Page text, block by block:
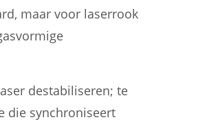
maar voor laserrook
destabiliseren; te
die synchroniseert